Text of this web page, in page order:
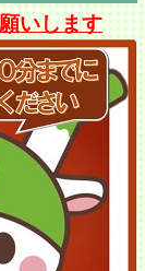
いします